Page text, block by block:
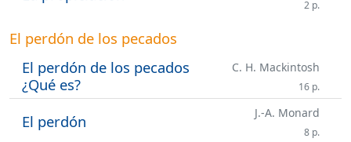
2 p.
El perdón de los pecados
El perdón de los pecados
¿Qué es?
C. H. Mackintosh
16 p.
El perdón J.-A. Monard
8 p.